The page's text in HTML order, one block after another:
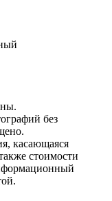
без
касающаяся
стоимости